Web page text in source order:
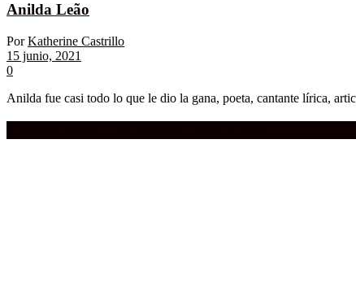
Anilda Leão
Por Katherine Castrillo
15 junio, 2021
0
Anilda fue casi todo lo que le dio la gana, poeta, cantante lírica,